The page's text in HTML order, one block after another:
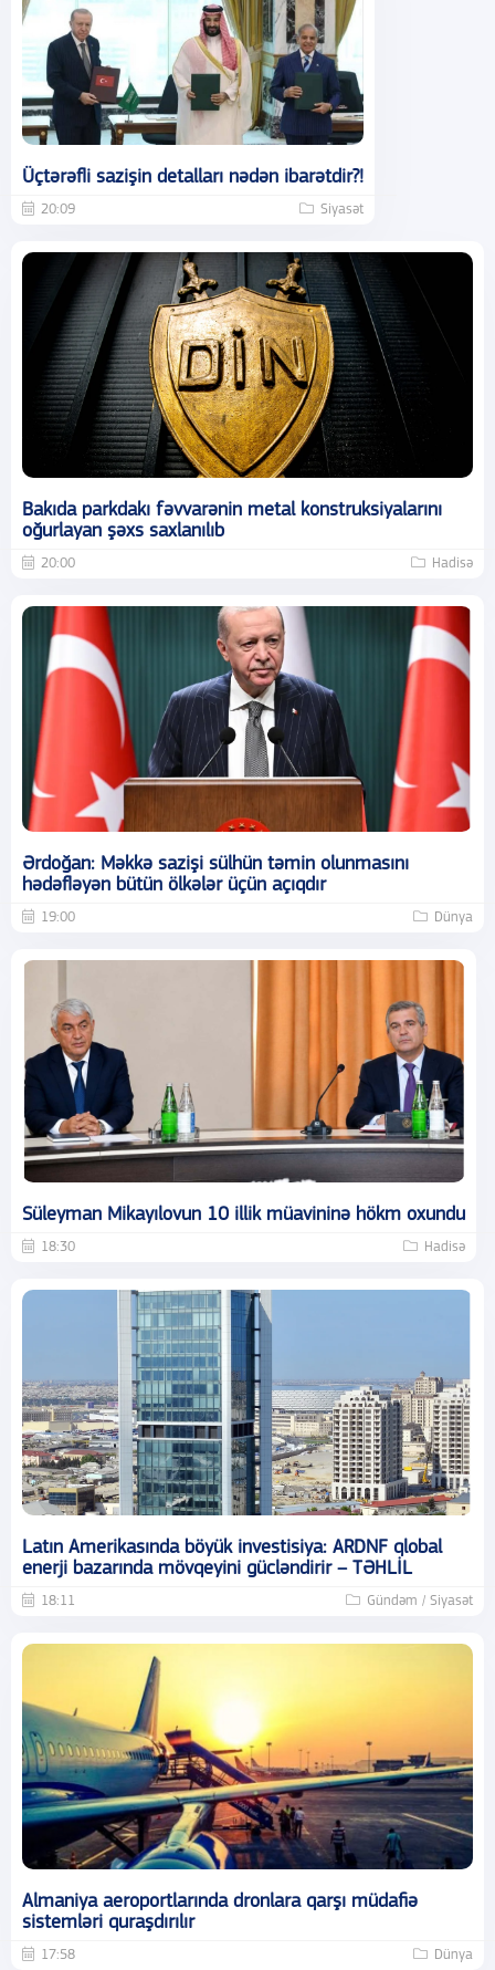
Üçtərəfli sazişin detalları nədən ibarətdir?!
20:09 Siyasət
Bakıda parkdakı fəvvarənin metal konstruksiyalarını
oğurlayan şəxs saxlanılıb
20:00 Hadisə
Ərdoğan: Məkkə sazişi sülhün təmin olunmasını
hədəfləyən bütün ölkələr üçün açıqdır
19:00 Dünya
Süleyman Mikayılovun 10 illik müavininə hökm oxundu
18:30 Hadisə
Latın Amerikasında böyük investisiya: ARDNF qlobal
enerji bazarında mövqeyini gücləndirir – TƏHLİL
18:11 Gündəm / Siyasət
Almaniya aeroportlarında dronlara qarşı müdafiə
sistemləri quraşdırılır
17:58 Dünya